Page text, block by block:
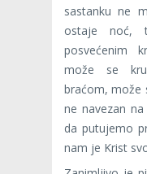
sastanku ne
ostaje noć,
posvećenim
može se
braćom, može
ne navezan
da putujemo
nam je Krist